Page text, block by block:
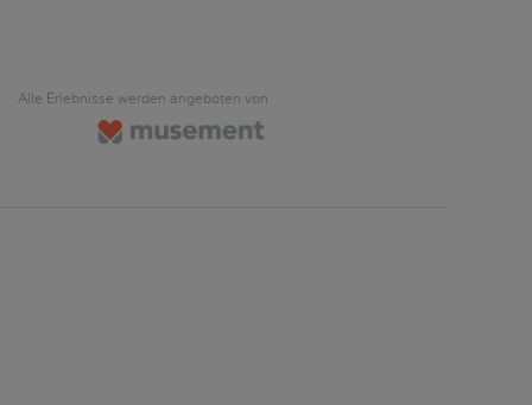
Alle Erlebnisse werden angeboten von